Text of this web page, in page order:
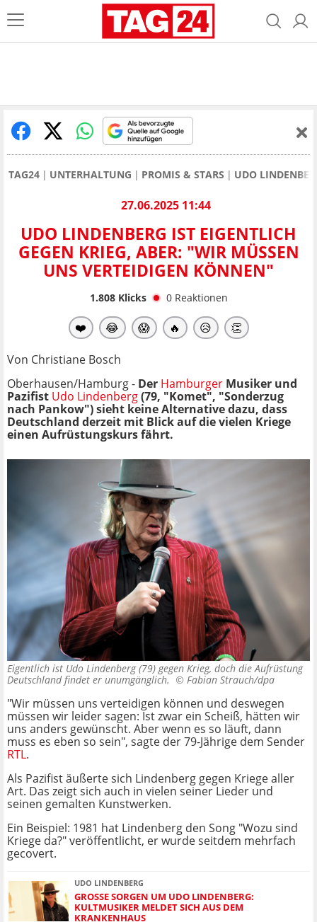
TAG24 UNTERHALTUNG PROMIS & STARS UDO
27.06.2025 11:44
UDO LINDENBERG IST EIGENTLICH
GEGEN KRIEG, ABER: "WIR MÜSSEN
UNS VERTEIDIGEN KÖNNEN"
1.808Klicks 0 Reaktionen
❤️ 😂 😱 🔥 😥 👏
Von Christiane Bosch
Oberhausen/Hamburg - Der Hamburger Musiker und
Pazifist Udo Lindenberg(79, "Komet", "Sonderzug
nach Pankow") sieht keine Alternative dazu, dass
Deutschland derzeit mit Blick auf die vielen Kriege
einen Aufrüstungskurs fährt.
Eigentlich ist Udo Lindenberg (79) gegen Krieg, doch die Aufrüstung
Deutschland findet er unumgänglich. © Fabian Strauch/dpa
"Wir müssen uns verteidigen können und deswegen
müssen wir leider sagen: Ist zwar ein Scheiß, hätten wir
uns anders gewünscht. Aber wenn es so läuft, dann
muss es eben so sein", sagte der 79-Jährige dem Sender
RTL.
Als Pazifist äußerte sich Lindenberg gegen Kriege aller
Art. Das zeigt sich auch in vielen seiner Lieder und
seinen gemalten Kunstwerken.
Ein Beispiel: 1981 hat Lindenberg den Song "Wozu sind
Kriege da?" veröffentlicht, er wurde seitdem mehrfach
gecovert.
UDO LINDENBERG
GROSSE SORGEN UM UDO LINDENBERG: K
ULTMUSIKER MELDET SICH AUS DEM K
RANKENHAUS